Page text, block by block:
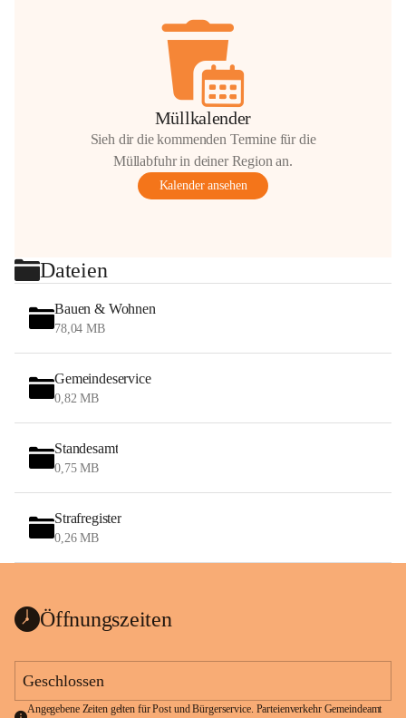
Müllkalender
Sieh dir die kommenden Termine für die
Müllabfuhr in deiner Region an.
Kalender ansehen
Dateien
Bauen & Wohnen
78,04 MB
Gemeindeservice
0,82 MB
Standesamt
0,75 MB
Strafregister
0,26 MB
Öffnungszeiten
Geschlossen
Angegebene Zeiten gelten für Post und Bürgerservice. Parteienverkehr Gemeindeamt